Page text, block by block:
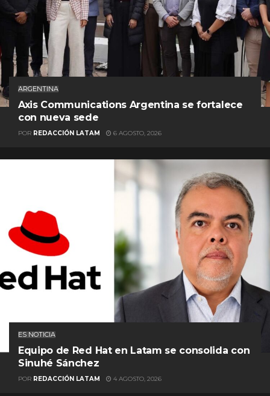
ARGENTINA
Axis Communications Argentina se fortalece
con nueva sede
POR REDACCIÓN LATAM 6 AGOSTO, 2026
ES NOTICIA
Equipo de Red Hat en Latam se consolida con
Sinuhé Sánchez
POR REDACCIÓN LATAM 4 AGOSTO, 2026